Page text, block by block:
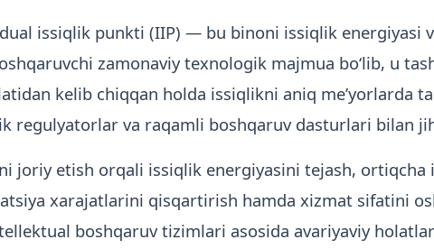
issiqlik punkti (IIP) — bu binoni issiqlik energiyasi
zamonaviy texnologik majmua bo‘lib, u
kelib chiqqan holda issiqlikni aniq me’yorlarda
regulyatorlar va raqamli boshqaruv dasturlari bilan
joriy etish orqali issiqlik energiyasini tejash, ortiqcha
xarajatlarini qisqartirish hamda xizmat sifatini
boshqaruv tizimlari asosida avariyaviy